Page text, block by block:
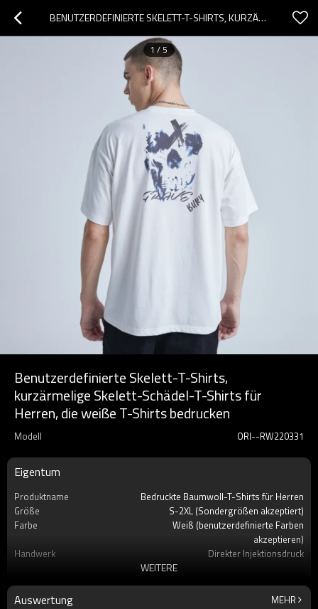
BENUTZERDEFINIERTE SKELETT-T-SHIRTS, KURZÄRMELIGE SKELETT-SCHÄDEL-T-SHIRTS FÜR HERREN, DIE WEISSE T-SHIRTS BEDRUCKEN
1 /5
Benutzerdefinierte Skelett-T-Shirts,
kurzärmelige Skelett-Schädel-T-Shirts für
Herren, die weiße T-Shirts bedrucken
Modell ORI--RW220331
Eigentum
Produktname
Bedruckte Baumwoll-T-Shirts für Herren
Größe
S-2XL (Sondergrößen akzeptiert)
Farbe
Weiß (benutzerdefinierte Farben
akzeptieren)
Handwerk
Direkter Injektionsdruck
Benutzerdefiniertes Etikett akzeptieren
Jahreszeit
Sommer
Material
100% Baumwolle
WEITERE
Auswertung MEHR